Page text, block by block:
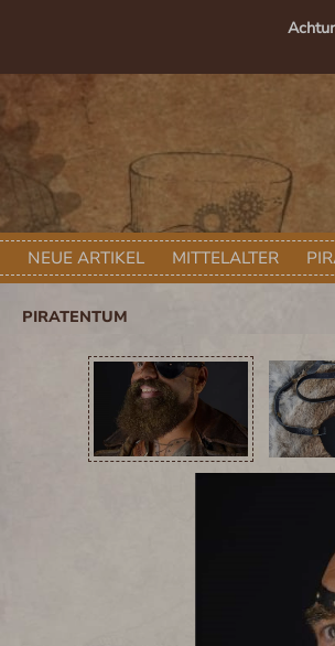
Zur Hauptnavigation springen
NEUE ARTIKEL MITTELALTER
PIRATENTUM
Bildergalerie überspringen